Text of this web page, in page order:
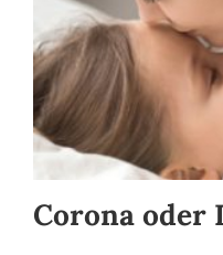
Corona oder